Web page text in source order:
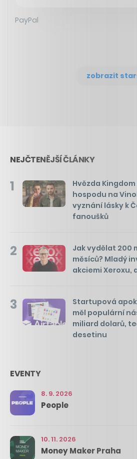
PayPal
zobrazit
NEJČTENĚJŠÍ ČLÁNKY
1
Hvězda
hospodu na
vyznání lásky k
fanoušků
2
Jak vydělat 200
měsíců? Mladý
akciemi Xeroxu,
3
Startupová
měl populární
miliard dolarů,
desetinu
EVENTY
8. 9. 2026
People
10. 11. 2026
Money Maker Praha